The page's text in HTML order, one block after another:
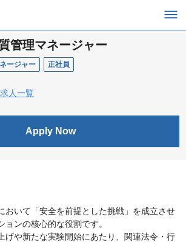
管理マネージャー
ージャー 正社員
人一覧
Apply Now
おいて「安全を前提とした挑戦」を成立させ
ョンの核心的な役割です。
げや新たな実験開始にあたり、関連法令・行